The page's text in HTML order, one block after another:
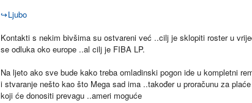
↪Ljubo
Kontakti s nekim bivšima su ostvareni već ..cilj je sklopiti roster u
se odluka oko europe ..al cilj je FIBA LP.
Na ljeto ako sve bude kako treba omladinski pogon ide u kompletni
i stvaranje nešto kao što Mega sad ima ..također u proračunu za
koji će donositi prevagu ..ameri moguće